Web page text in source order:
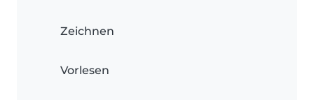
Zeichnen
Vorlesen